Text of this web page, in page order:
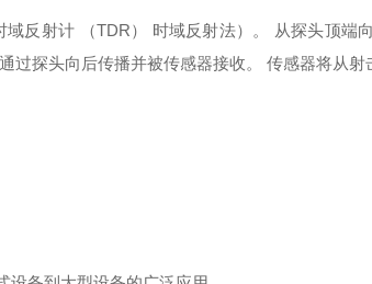
反射计 （TDR） 时域反射法）。 从探头顶端
过探头向后传播并被传感器接收。 传感器将从射